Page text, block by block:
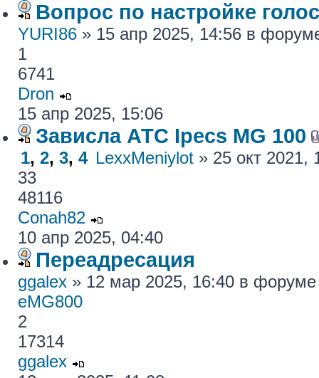
Вопрос по настройке
YURI86 » 15 апр 2025, 14:56 в
1
6741
Dron
15 апр 2025, 15:06
Зависла АТС Ipecs MG 100
1, 2, 3, 4 LexxMeniylot » 25 окт
33
48116
Conah82
10 апр 2025, 04:40
Переадресация
ggalex » 12 мар 2025, 16:40 в
eMG800
2
17314
ggalex